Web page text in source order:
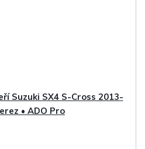
Suzuki SX4 S-Cross 2013-
• ADO Pro